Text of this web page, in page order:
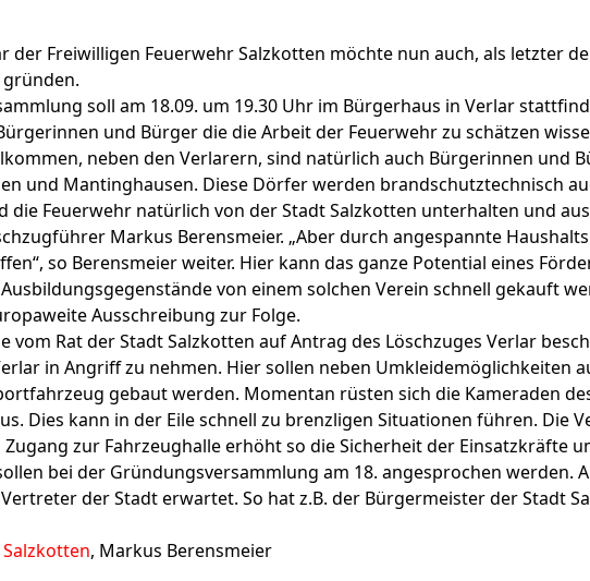
der Freiwilligen Feuerwehr Salzkotten möchte nun auch, als letzter
soll am 18.09. um 19.30 Uhr im Bürgerhaus in Verlar
und Bürger die die Arbeit der Feuerwehr zu schätzen
neben den Verlarern, sind natürlich auch Bürgerinnen und
und Mantinghausen. Diese Dörfer werden brandschutztechnisch
die Feuerwehr natürlich von der Stadt Salzkotten unterhalten und
Markus Berensmeier. „Aber durch angespannte
so Berensmeier weiter. Hier kann das ganze Potential eines
von einem solchen Verein schnell gekauft
Ausschreibung zur Folge.
vom Rat der Stadt Salzkotten auf Antrag des Löschzuges Verlar
in Angriff zu nehmen. Hier sollen neben Umkleidemöglichkeiten
gebaut werden. Momentan rüsten sich die Kameraden
Dies kann in der Eile schnell zu brenzligen Situationen führen. Die
zur Fahrzeughalle erhöht so die Sicherheit der Einsatzkräfte
bei der Gründungsversammlung am 18. angesprochen werden.
der Stadt erwartet. So hat z.B. der Bürgermeister der Stadt
, Markus Berensmeier